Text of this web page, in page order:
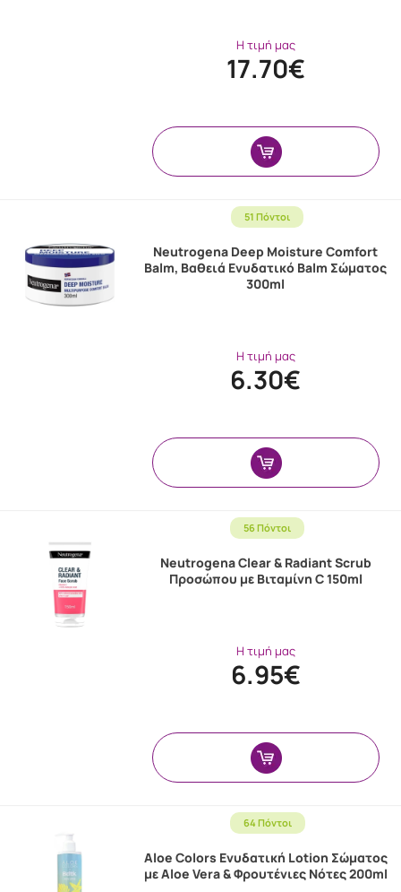
Η τιμή μας
17.70€
51 Πόντοι
Neutrogena Deep Moisture Comfort
Balm, Βαθειά Ενυδατικό Balm Σώματος
300ml
Η τιμή μας
6.30€
56 Πόντοι
Neutrogena Clear & Radiant Scrub
Προσώπου με Βιταμίνη C 150ml
Η τιμή μας
6.95€
64 Πόντοι
Aloe Colors Ενυδατική Lotion Σώματος
με Aloe Vera & Φρουτένιες Νότες 200ml